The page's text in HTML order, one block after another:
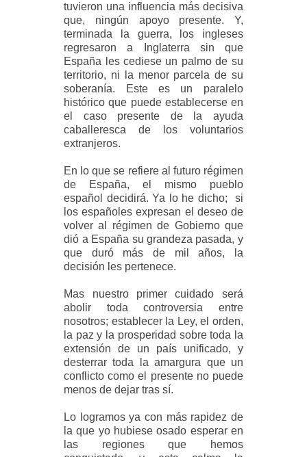
tuvieron una influencia más decisiva
que, ningún apoyo presente. Y,
terminada la guerra, los ingleses
regresaron a Inglaterra sin que
España les cediese un palmo de su
territorio, ni la menor parcela de su
soberanía. Este es un paralelo
histórico que puede establecerse en
el caso presente de la ayuda
caballeresca de los voluntarios
extranjeros.
En lo que se refiere al futuro régimen
de España, el mismo pueblo
español decidirá. Ya lo he dicho; si
los españoles expresan el deseo de
volver al régimen de Gobierno que
dió a España su grandeza pasada, y
que duró más de mil años, la
decisión les pertenece.
Mas nuestro primer cuidado será
abolir toda controversia entre
nosotros; establecer la Ley, el orden,
la paz y la prosperidad sobre toda la
extensión de un país unificado, y
desterrar toda la amargura que un
conflicto como el presente no puede
menos de dejar tras sí.
Lo logramos ya con más rapidez de
la que yo hubiese osado esperar en
las regiones que hemos